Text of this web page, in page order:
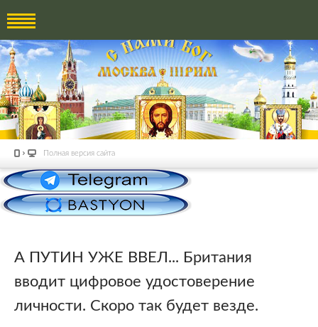
Полная версия сайта
А ПУТИН УЖЕ ВВЕЛ... Британия
вводит цифровое удостоверение
личности. Скоро так будет везде.